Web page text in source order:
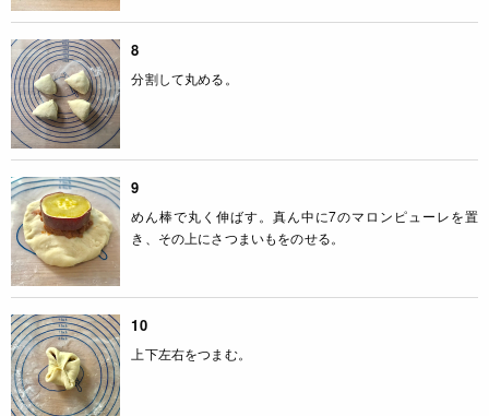
8
分割して丸める。
9
めん棒で丸く伸ばす。真ん中に7のマロンピューレを置
き、その上にさつまいもをのせる。
10
上下左右をつまむ。